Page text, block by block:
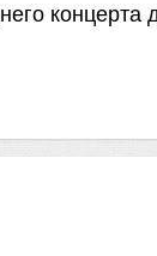
концерта